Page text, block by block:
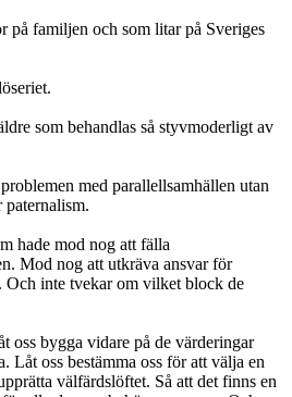
på familjen och som litar på Sveriges
som behandlas så styvmoderligt av
med parallellsamhällen utan
hade mod nog att fälla
Mod nog att utkräva ansvar för
Och inte tvekar om vilket block de
oss bygga vidare på de värderingar
Låt oss bestämma oss för att välja en
välfärdslöftet. Så att det finns en